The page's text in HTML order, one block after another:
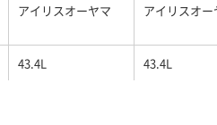
アイリスオーヤマ アイリスオー
43.4L 43.4L